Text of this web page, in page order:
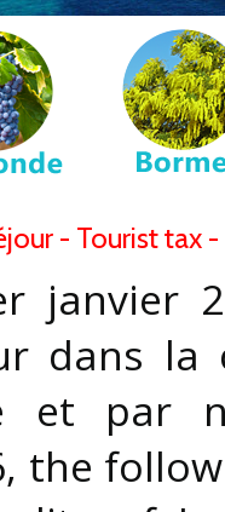
- Tourist tax
janvier
dans la
et par
the